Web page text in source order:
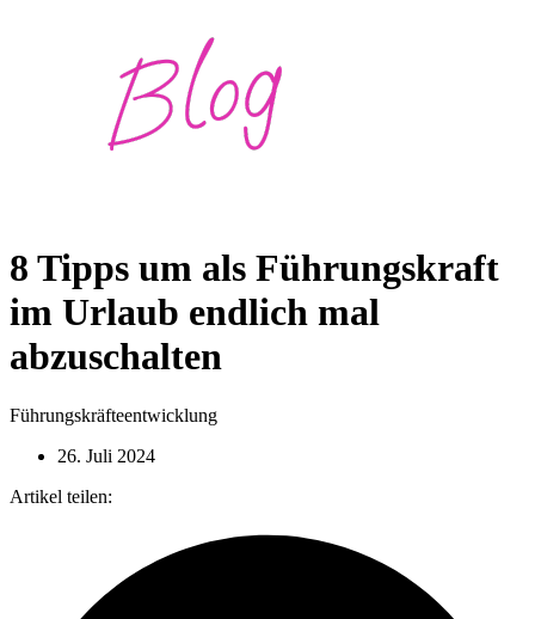
8 Tipps um als Führungskraft
im Urlaub endlich mal
abzuschalten
Führungskräfteentwicklung
26. Juli 2024
Artikel teilen: